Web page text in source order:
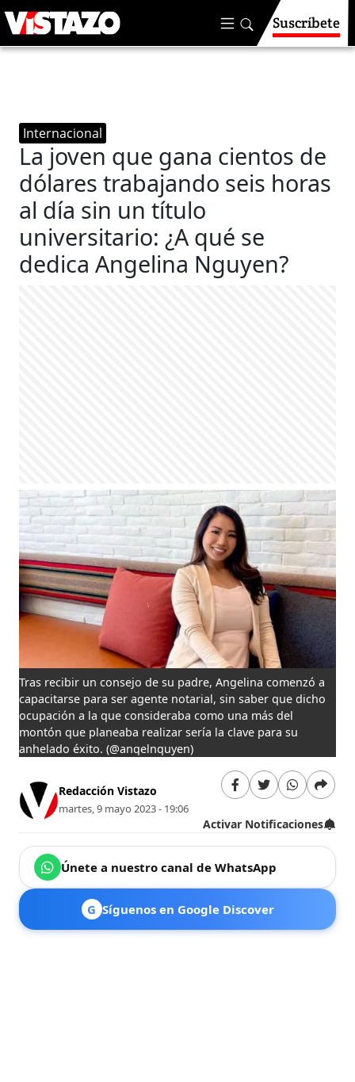
Suscríbete
Internacional
La joven que gana cientos de
dólares trabajando seis horas
al día sin un título
universitario: ¿A qué se
dedica Angelina Nguyen?
Tras recibir un consejo de su padre, Angelina comenzó a
capacitarse para ser agente notarial, sin saber que dicho
ocupación a la que consideraba como una más del
montón que planeaba realizar sería la clave para su
anhelado éxito. (@anqelnquyen)
Redacción Vistazo
martes, 9 mayo 2023 - 19:06
Activar Notificaciones
Únete a nuestro canal de WhatsApp
G Síguenos en Google Discover